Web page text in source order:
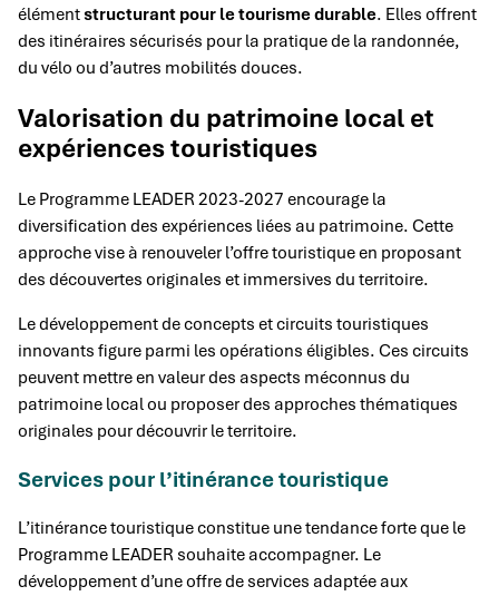
élémentstructurant pour le tourisme durable. Elles offrent
des itinéraires sécurisés pour la pratique de la randonnée,
du vélo ou d’autres mobilités douces.
Valorisation du patrimoine local et
expériences touristiques
Le Programme LEADER 2023-2027 encourage la
diversification des expériences liées au patrimoine. Cette
approche vise à renouveler l’offre touristique en proposant
des découvertes originales et immersives du territoire.
Le développement de concepts et circuits touristiques
innovants figure parmi les opérations éligibles. Ces circuits
peuvent mettre en valeur des aspects méconnus du
patrimoine local ou proposer des approches thématiques
originales pour découvrir le territoire.
Services pour l’itinérance touristique
L’itinérance touristique constitue une tendance forte que le
Programme LEADER souhaite accompagner. Le
développement d’une offre de services adaptée aux